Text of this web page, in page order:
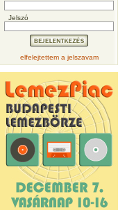
Jelszó
elfelejtettem a jelszavam